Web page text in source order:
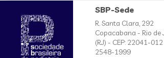
SBP-Sede
R. Santa Clara, 292
Copacabana - Rio de
(RJ) - CEP: 22041-
2548-1999